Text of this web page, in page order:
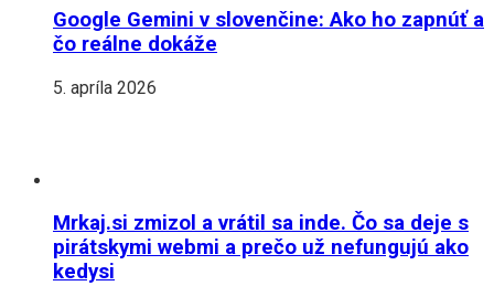
Google Gemini v slovenčine: Ako ho zapnúť a
čo reálne dokáže
5. apríla 2026
Mrkaj.si zmizol a vrátil sa inde. Čo sa deje s
pirátskymi webmi a prečo už nefungujú ako
kedysi